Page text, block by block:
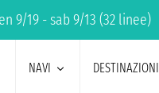
9/19 - sab 9/13 (32 linee)
NAVI DESTINAZIONI